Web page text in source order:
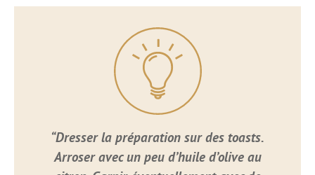
“Dresser la préparation sur des toasts.
Arroser avec un peu d’huile d’olive au